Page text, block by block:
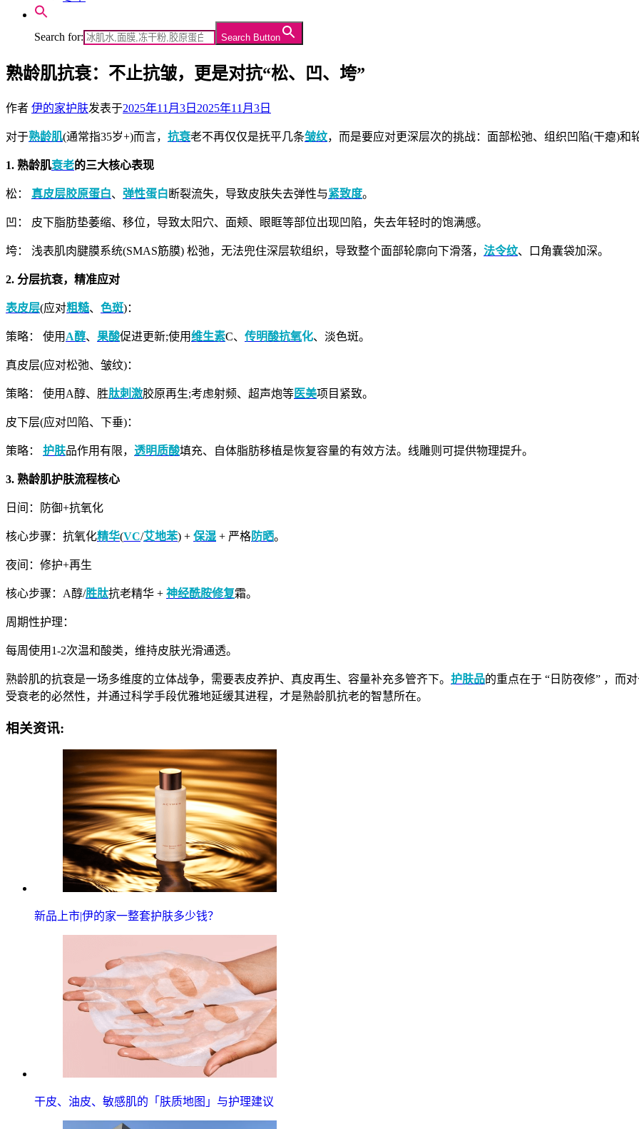
Search for: Search Button
熟龄肌抗衰：不止抗皱，更是对抗“松、凹、垮”
作者 伊的家护肤发表于2025年11月3日 2025年11月3日
对于熟龄肌(通常指35岁+)而言， 抗衰老不再仅仅是抚平几条皱纹，而是要应对更深层次的挑战：面部松弛、组织凹陷(干瘪)和
1. 熟龄肌衰老的三大核心表现
松： 真皮层胶原蛋白、 弹性蛋白断裂流失，导致皮肤失去弹性与紧致度。
凹： 皮下脂肪垫萎缩、移位，导致太阳穴、面颊、眼眶等部位出现凹陷，失去年轻时的饱满感。
垮： 浅表肌肉腱膜系统(SMAS筋膜) 松弛，无法兜住深层软组织，导致整个面部轮廓向下滑落， 法令纹、口角囊袋加深。
2. 分层抗衰，精准应对
表皮层(应对粗糙、 色斑)：
策略： 使用 A醇、 果酸促进更新;使用维生素C、 传明酸抗氧化、淡色斑。
真皮层(应对松弛、皱纹)：
策略： 使用A醇、胜肽刺激胶原再生;考虑射频、超声炮等医美项目紧致。
皮下层(应对凹陷、下垂)：
策略： 护肤品作用有限， 透明质酸填充、自体脂肪移植是恢复容量的有效方法。线雕则可提供物理提升。
3. 熟龄肌护肤流程核心
日间：防御+抗氧化
核心步骤：抗氧化精华(VC/艾地苯) + 保湿 + 严格防晒。
夜间：修护+再生
核心步骤：A醇/胜肽抗老精华 + 神经酰胺修复霜。
周期性护理：
每周使用1-2次温和酸类，维持皮肤光滑通透。
熟龄肌的抗衰是一场多维度的立体战争，需要表皮养护、真皮再生、容量补充多管齐下。 护肤品的重点在于 “日防夜修” ，而
受衰老的必然性，并通过科学手段优雅地延缓其进程，才是熟龄肌抗老的智慧所在。
相关资讯:
新品上市|伊的家一整套护肤多少钱？
干皮、油皮、敏感肌的「肤质地图」与护理建议